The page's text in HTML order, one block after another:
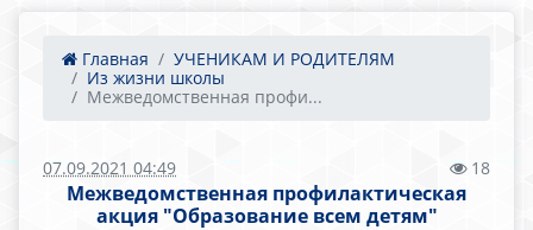
Главная
УЧЕНИКАМ И РОДИТЕЛЯМ
Из жизни школы
Межведомственная профи...
07.09.2021 04:49 18
Межведомственная профилактическая
акция "Образование всем детям"